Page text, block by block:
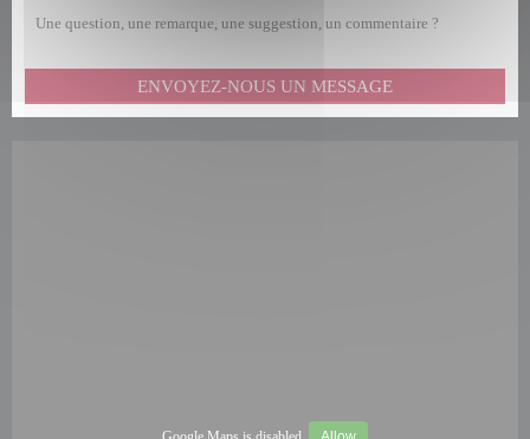
Une question, une remarque, une suggestion, un commentaire ?
ENVOYEZ-NOUS UN MESSAGE